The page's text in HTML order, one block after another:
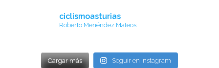
ciclismoasturias
Roberto Menéndez Mateos
Cargar más Seguir en Instagram